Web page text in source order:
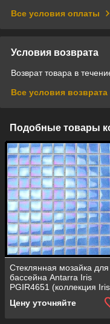
Все условия оплаты
Условия возврата
Возврат товара в
Все условия возврата
Подобные товары
Стеклянная мозайка для
бассейна Antarra Iris
PGIR4651 (коллекция
синяя)
Цену уточняйте